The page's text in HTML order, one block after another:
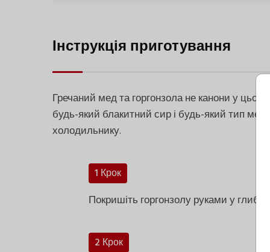
Інструкція приготування
Гречаний мед та горгонзола не канони у
будь-який блакитний сир і будь-який тип
холодильнику.
1 Крок
Покришіть горгонзолу руками у
2 Крок